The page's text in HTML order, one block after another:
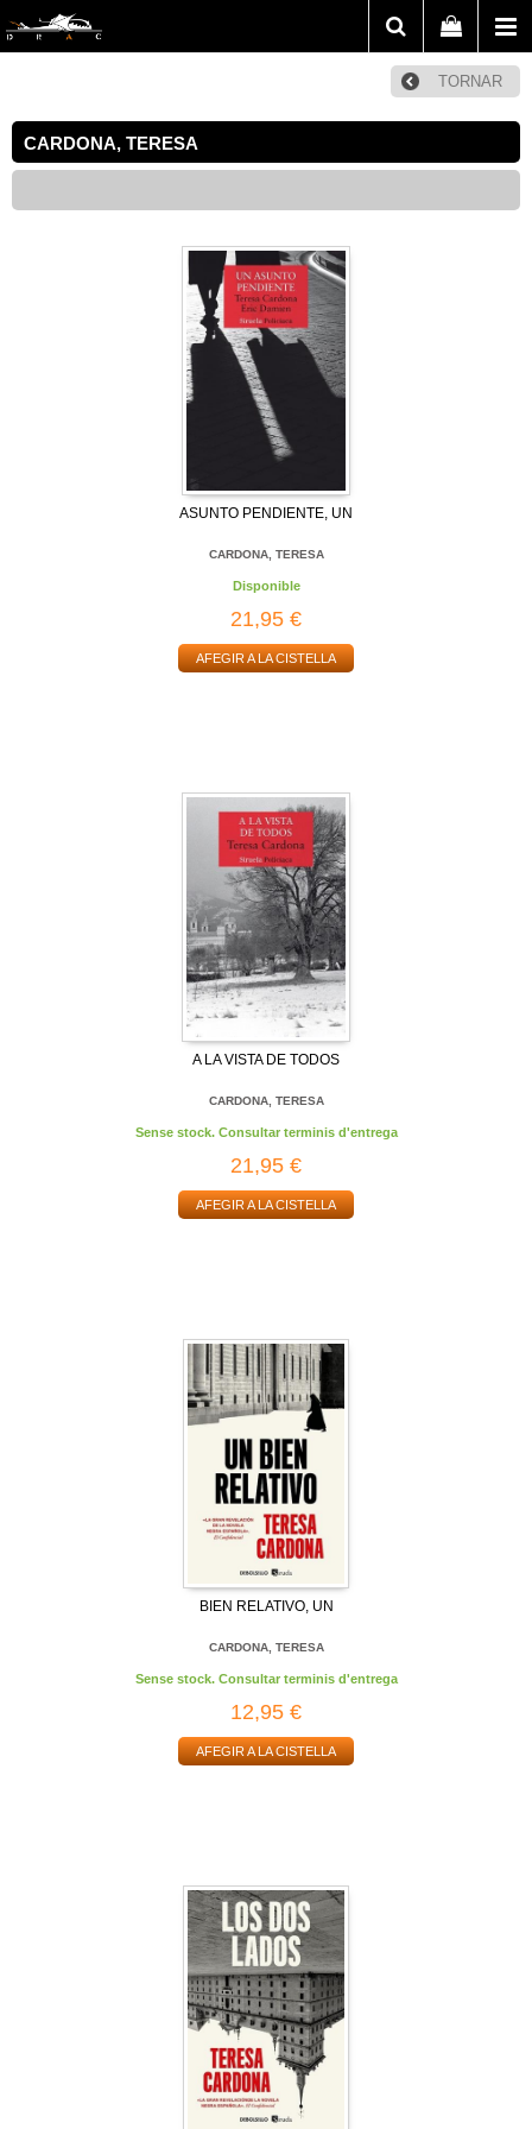
TORNAR
CARDONA, TERESA
ASUNTO PENDIENTE, UN
CARDONA, TERESA
Disponible
21,95 €
AFEGIR A LA CISTELLA
A LA VISTA DE TODOS
CARDONA, TERESA
Sense stock. Consultar terminis d'entrega
21,95 €
AFEGIR A LA CISTELLA
BIEN RELATIVO, UN
CARDONA, TERESA
Sense stock. Consultar terminis d'entrega
12,95 €
AFEGIR A LA CISTELLA